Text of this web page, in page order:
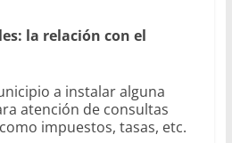
la relación con el
a instalar alguna
atención de consultas
impuestos, tasas, etc.